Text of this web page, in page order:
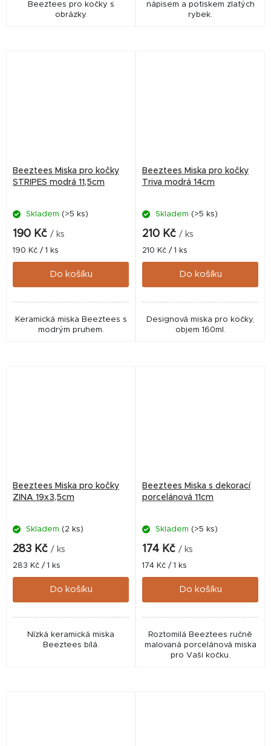
Beeztees pro kočky s
obrázky.
nápisem a potiskem zlatých
rybek.
Beeztees Miska pro kočky
STRIPES modrá 11,5cm
Skladem (>5 ks)
190 Kč / ks
Měrná
cena:
190 Kč / 1 ks
Do košíku
Keramická miska Beeztees s
modrým pruhem.
Beeztees Miska pro kočky
Triva modrá 14cm
Skladem (>5 ks)
210 Kč / ks
Měrná
cena:
210 Kč / 1 ks
Do košíku
Designová miska pro kočky,
objem 160ml.
Beeztees Miska pro kočky
ZINA 19x3,5cm
Skladem (2 ks)
283 Kč / ks
Měrná
cena:
283 Kč / 1 ks
Do košíku
Nízká keramická miska
Beeztees bílá.
Beeztees Miska s dekorací
porcelánová 11cm
Skladem (>5 ks)
174 Kč / ks
Měrná
cena:
174 Kč / 1 ks
Do košíku
Roztomilá Beeztees ručně
malovaná porcelánová miska
pro Vaši kočku.